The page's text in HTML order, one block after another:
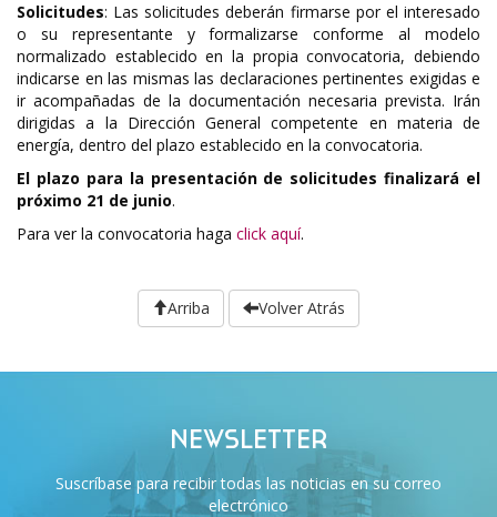
Solicitudes: Las solicitudes deberán firmarse por el interesado
o su representante y formalizarse conforme al modelo
normalizado establecido en la propia convocatoria, debiendo
indicarse en las mismas las declaraciones pertinentes exigidas e
ir acompañadas de la documentación necesaria prevista. Irán
dirigidas a la Dirección General competente en materia de
energía, dentro del plazo establecido en la convocatoria.
El plazo para la presentación de solicitudes finalizará el
próximo 21 de junio.
Para ver la convocatoria haga click aquí.
Arriba Volver Atrás
NEWSLETTER
Suscríbase para recibir todas las noticias en su correo
electrónico